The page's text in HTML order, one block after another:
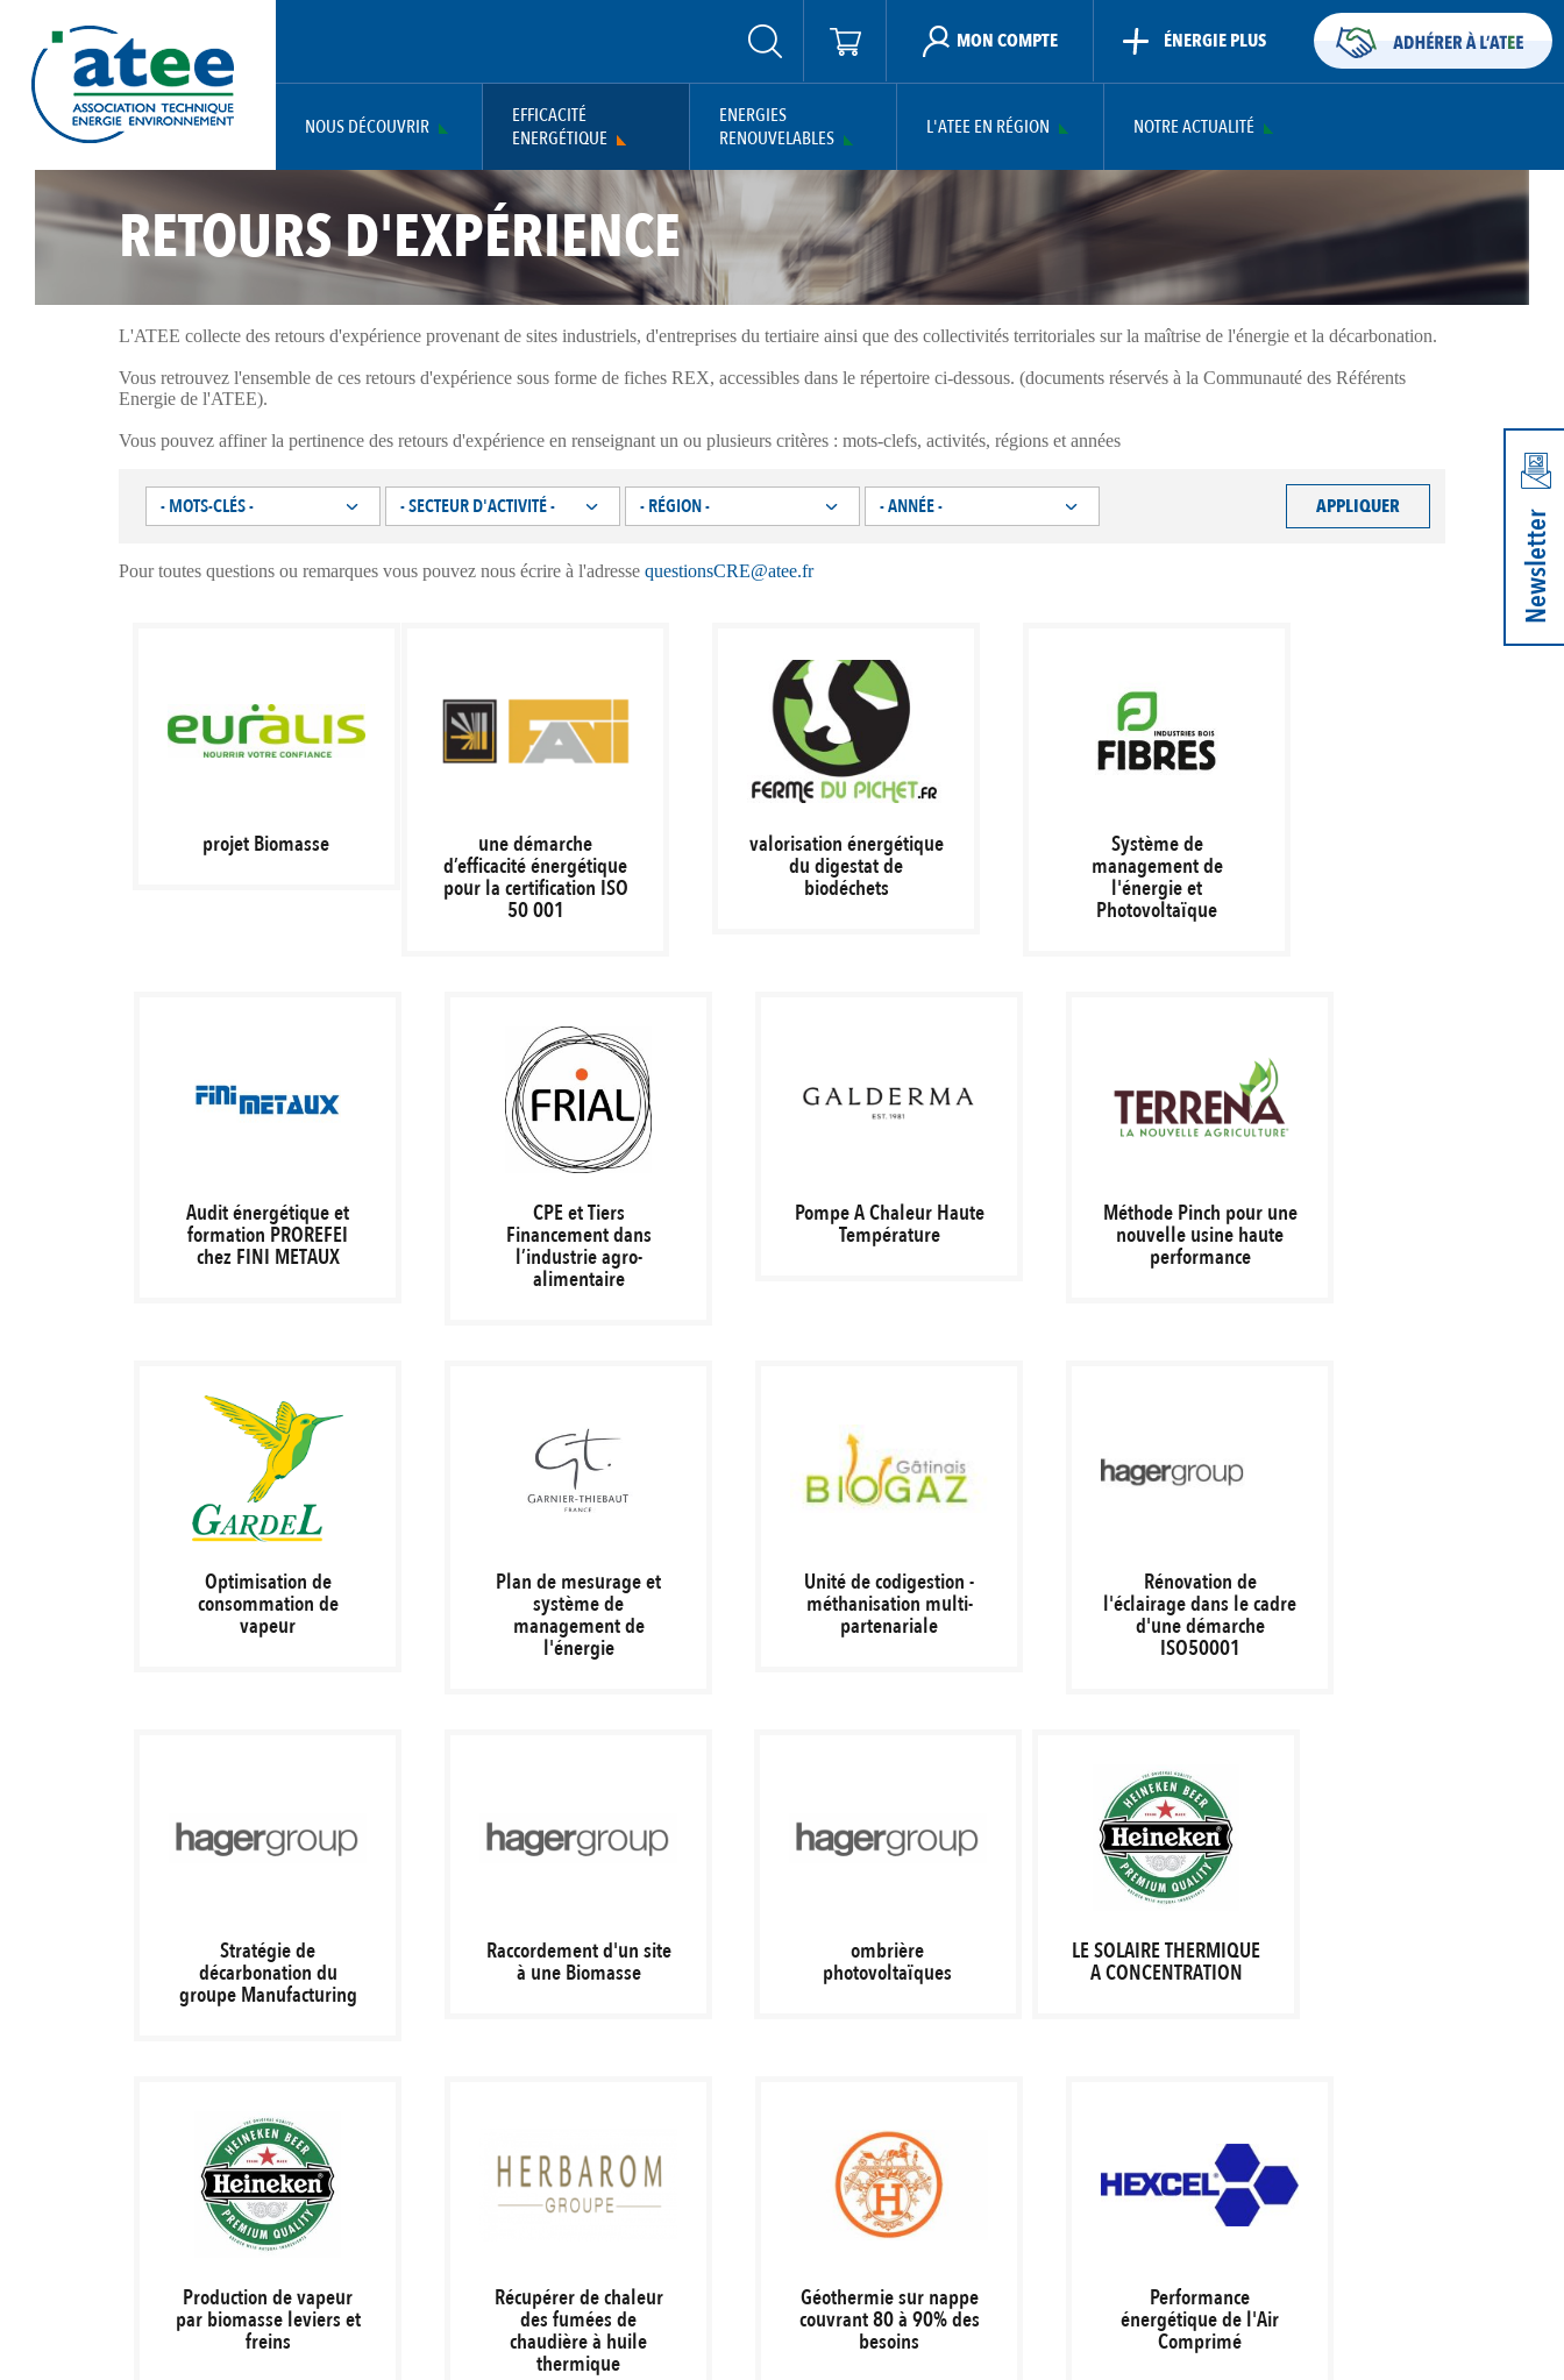
contenu
principal
MON COMPTE ÉNERGIE PLUS
MAIN
NAVIGATION
NOUS DÉCOUVRIR
EFFICACITÉ
ENERGÉTIQUE
ENERGIES
RENOUVELABLES
L'ATEE EN RÉGION NOTRE ACTUALITÉ
RETOURS D'EXPÉRIENCE
L'ATEE collecte des retours d'expérience provenant de sites industriels, d'entreprises du tertiaire ainsi que des collectivités territoriales sur la maîtrise de l'énergie et la décarbonation.
Vous retrouvez l'ensemble de ces retours d'expérience sous forme de fiches REX, accessibles dans le répertoire ci-dessous. (documents réservés à la Communauté des Référents
Energie de l'ATEE).
Vous pouvez affiner la pertinence des retours d'expérience en renseignant un ou plusieurs critères : mots-clefs, activités, régions et années
Pour toutes questions ou remarques vous pouvez nous écrire à l'adresse questionsCRE@atee.fr
projet Biomasse une démarche
d’efficacité énergétique
pour la certification ISO
50 001
valorisation énergétique
du digestat de
biodéchets
Système de
management de
l'énergie et
Photovoltaïque
Audit énergétique et
formation PROREFEI
chez FINI METAUX
CPE et Tiers
Financement dans
l’industrie agro-
alimentaire
Pompe A Chaleur Haute
Température
Méthode Pinch pour une
nouvelle usine haute
performance
Optimisation de
consommation de
vapeur
Plan de mesurage et
système de
management de
l'énergie
Unité de codigestion -
méthanisation multi-
partenariale
Rénovation de
l'éclairage dans le cadre
d'une démarche
ISO50001
Stratégie de
décarbonation du
groupe Manufacturing
Raccordement d'un site
à une Biomasse
ombrière
photovoltaïques
LE SOLAIRE THERMIQUE
A CONCENTRATION
Production de vapeur
par biomasse leviers et
freins
Récupérer de chaleur
des fumées de
chaudière à huile
thermique
Géothermie sur nappe
couvrant 80 à 90% des
besoins
Performance
énergétique de l'Air
Comprimé
Newsletter